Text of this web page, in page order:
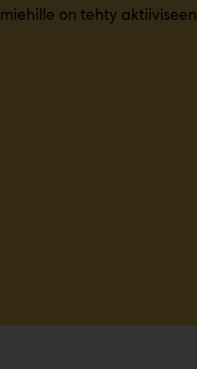
on tehty aktiiviseen